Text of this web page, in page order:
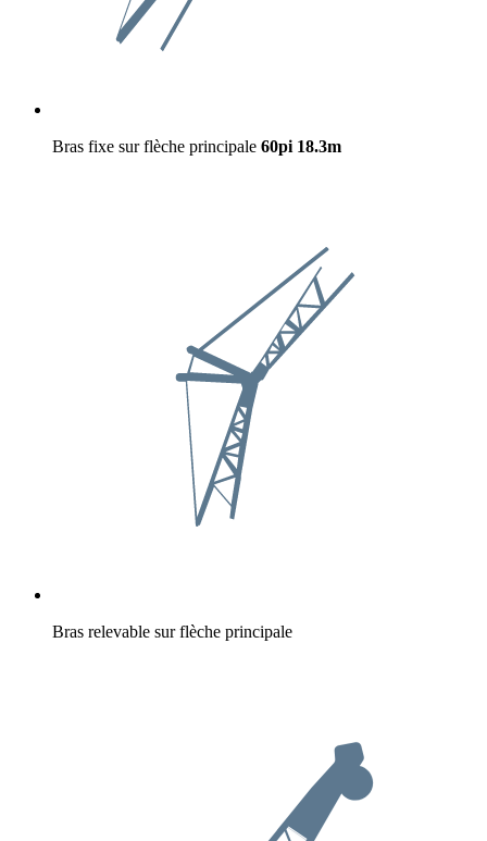
Bras fixe sur flèche principale 60pi 18.3m
Bras relevable sur flèche principale